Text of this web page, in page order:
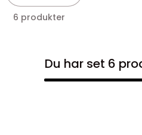
6 produkter
Du har set 6